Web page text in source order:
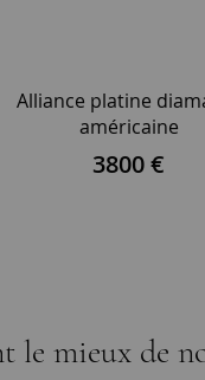
Alliance platine
américaine
3800 €
le mieux de